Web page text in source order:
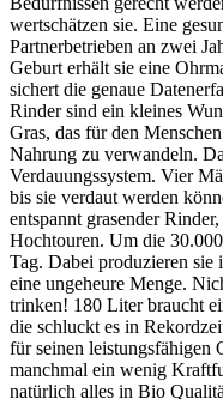
wertschätzen sie. Eine
Partnerbetrieben an zwei
Geburt erhält sie eine
sichert die genaue
Rinder sind ein kleines
Gras, das für den
Nahrung zu verwandeln.
Verdauungssystem. Vier
bis sie verdaut werden
entspannt grasender
Hochtouren. Um die
Tag. Dabei produzieren
eine ungeheure Menge.
trinken! 180 Liter braucht
die schluckt es in
für seinen leistungsfähigen
manchmal ein wenig
natürlich alles in Bio